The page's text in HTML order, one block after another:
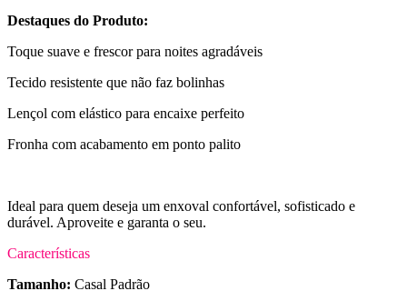
Destaques do Produto:
Toque suave e frescor para noites agradáveis
Tecido resistente que não faz bolinhas
Lençol com elástico para encaixe perfeito
Fronha com acabamento em ponto palito
Ideal para quem deseja um enxoval confortável, sofisticado e
durável. Aproveite e garanta o seu.
Características
Tamanho: Casal Padrão